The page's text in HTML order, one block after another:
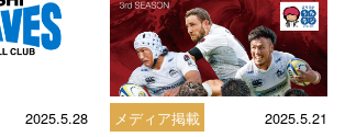
2025.5.28 メディア掲載 2025.5.21